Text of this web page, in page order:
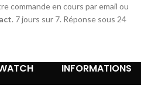
commande en cours par email ou
. 7 jours sur 7. Réponse sous 24
INFORMATIONS